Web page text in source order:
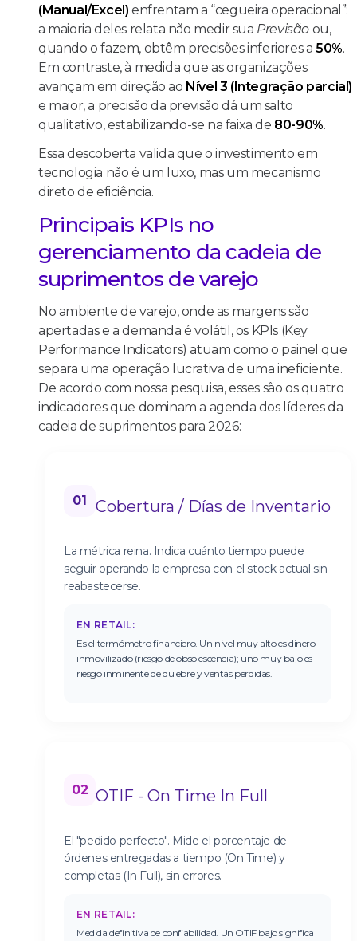
(Manual/Excel) enfrentam a “cegueira operacional”:
a maioria deles relata não medir sua Previsão ou,
quando o fazem, obtêm precisões inferiores a50%.
Em contraste, à medida que as organizações
avançam em direção ao Nível 3 (Integração parcial)
e maior, a precisão da previsão dá um salto
qualitativo, estabilizando-se na faixa de 80-90%.
Essa descoberta valida que o investimento em
tecnologia não é um luxo, mas um mecanismo
direto de eficiência.
Principais KPIs no
gerenciamento da cadeia de
suprimentos de varejo
No ambiente de varejo, onde as margens são
apertadas e a demanda é volátil, os KPIs (Key
Performance Indicators) atuam como o painel que
separa uma operação lucrativa de uma ineficiente.
De acordo com nossa pesquisa, esses são os quatro
indicadores que dominam a agenda dos líderes da
cadeia de suprimentos para 2026:
01 Cobertura / Días de Inventario
La métrica reina. Indica cuánto tiempo puede
seguir operando la empresa con el stock actual sin
reabastecerse.
EN RETAIL:
Es el termómetro financiero. Un nivel muy alto es dinero
inmovilizado (riesgo de obsolescencia); uno muy bajo es
riesgo inminente de quiebre y ventas perdidas.
02 OTIF - On Time In Full
El "pedido perfecto". Mide el porcentaje de
órdenes entregadas a tiempo (On Time) y
completas (In Full), sin errores.
EN RETAIL:
Medida definitiva de confiabilidad. Un OTIF bajo significa